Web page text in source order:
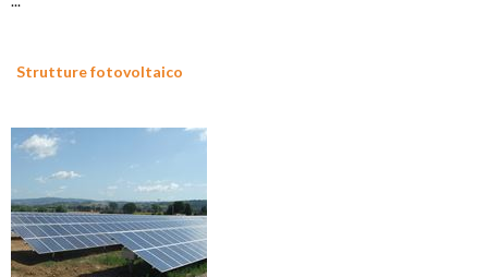
Strutture fotovoltaico